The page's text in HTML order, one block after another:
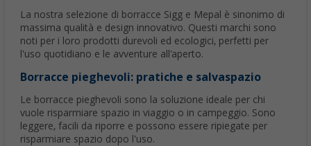
La nostra selezione di borracce Sigg e Mepal è sinonimo di
massima qualità e design innovativo. Questi marchi sono
noti per i loro prodotti durevoli ed ecologici, perfetti per
l'uso quotidiano e le avventure all'aperto.
Borracce pieghevoli: pratiche e salvaspazio
Le borracce pieghevoli sono la soluzione ideale per chi
vuole risparmiare spazio in viaggio o in campeggio. Sono
leggere, facili da riporre e possono essere ripiegate per
risparmiare spazio dopo l'uso.